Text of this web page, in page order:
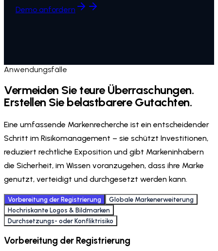
Demo anfordern
Anwendungsfälle
Vermeiden Sie teure Überraschungen.
Erstellen Sie belastbarere Gutachten.
Eine umfassende Markenrecherche ist ein entscheidender
Schritt im Risikomanagement – sie schützt Investitionen,
reduziert rechtliche Exposition und gibt Markeninhabern
die Sicherheit, im Wissen voranzugehen, dass ihre Marke
genutzt, verteidigt und durchgesetzt werden kann.
Vorbereitung der Registrierung
Globale Markenerweiterung
Hochriskante Logos & Bildmarken
Durchsetzungs- oder Konfliktrisiko
Vorbereitung der Registrierung